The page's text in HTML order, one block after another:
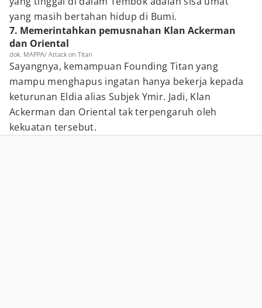
yang masih bertahan hidup di Bumi.
7. Memerintahkan pemusnahan Klan Ackerman
dan Oriental
dok. MAPPA/ Attack on Titan
Sayangnya, kemampuan Founding Titan yang
mampu menghapus ingatan hanya bekerja kepada
keturunan Eldia alias Subjek Ymir. Jadi, Klan
Ackerman dan Oriental tak terpengaruh oleh
kekuatan tersebut.